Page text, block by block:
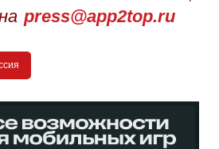
press@app2top.ru